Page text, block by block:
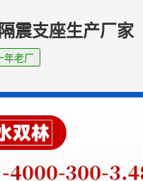
震支座生产厂家
年老厂